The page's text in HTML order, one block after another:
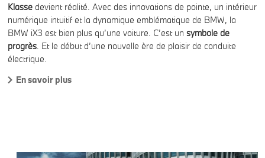
Klassedevient réalité. Avec des innovations de pointe, un intérieur
numérique intuitif et la dynamique emblématique de BMW, la
BMW iX3 est bien plus qu’une voiture. C’est un symbole de
progrès. Et le début d’une nouvelle ère de plaisir de conduite
électrique.
En savoir plus